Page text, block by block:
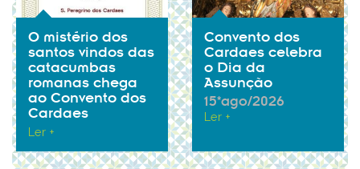
O mistério dos
santos vindos das
catacumbas
romanas chega
ao Convento dos
Cardaes
Ler +
Convento dos
Cardaes celebra
o Dia da
Assunção
15*ago/2026
Ler +